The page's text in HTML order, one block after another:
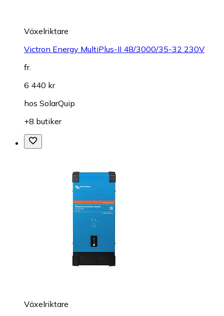
Växelriktare
Victron Energy MultiPlus-II 48/3000/35-32 230V
fr.
6 440 kr
hos SolarQuip
+8 butiker
Växelriktare